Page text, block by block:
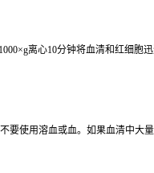
离心10分钟将血清和红细胞迅
使用溶血或血。如果血清中